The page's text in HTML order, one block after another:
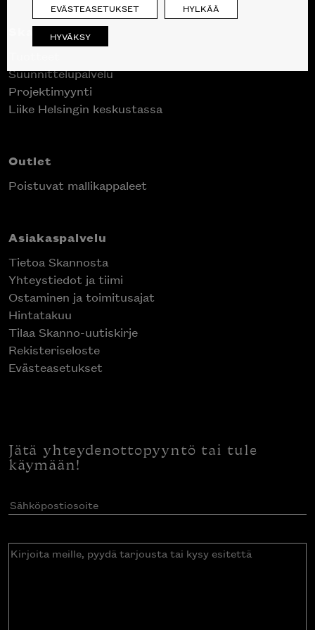
Skanno
Suunnittelupalvelu
Projektimyynti
Liike Helsingin keskustassa
Outlet
Poistuvat mallikappaleet
Asiakaspalvelu
Tietoa Skannosta
Yhteystiedot ja tiimi
Ostaminen ja toimitusajat
Hintatakuu
Tilaa Skanno-uutiskirje
Rekisteriseloste
Evästeasetukset
Jätä yhteydenottopyyntö tai tule
käymään!
Sähköpostiosoite(Pakollinen)
Kirjoita
EVÄSTEASETUKSET HYLKÄÄ
HYVÄKSY